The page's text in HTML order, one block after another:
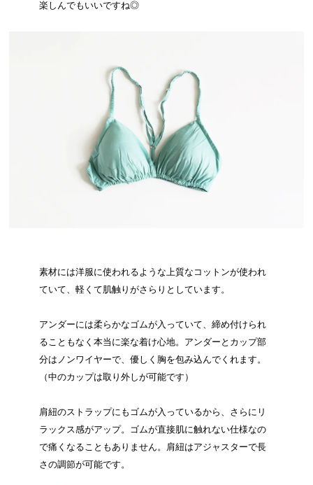
楽しんでもいいですね◎
素材には洋服に使われるような上質なコットンが使われ
ていて、軽くて肌触りがさらりとしています。
アンダーには柔らかなゴムが入っていて、締め付けられ
ることもなく本当に楽な着け心地。アンダーとカップ部
分はノンワイヤーで、優しく胸を包み込んでくれます。
（中のカップは取り外しが可能です）
肩紐のストラップにもゴムが入っているから、さらにリ
ラックス感がアップ。ゴムが直接肌に触れない仕様なの
で痛くなることもありません。肩紐はアジャスターで長
さの調節が可能です。